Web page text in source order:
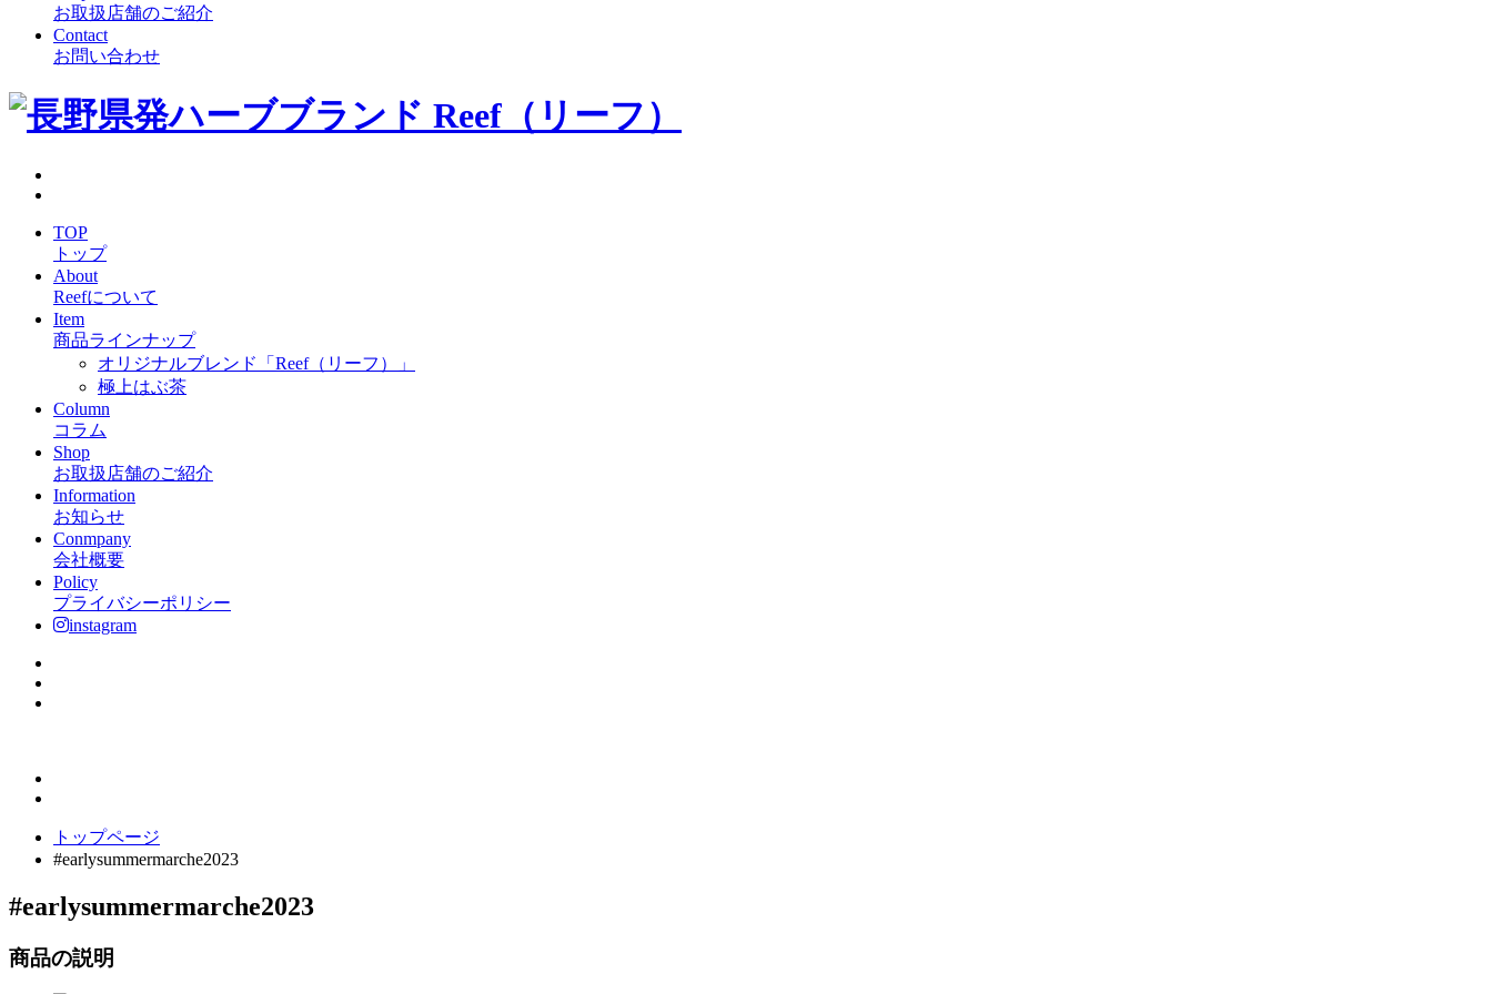
お取扱店舗のご紹介
Contact
お問い合わせ
TOP
トップ
About
Reefについて
Item
商品ラインナップ
オリジナルブレンド「Reef（リーフ）」
極上はぶ茶
Column
コラム
Shop
お取扱店舗のご紹介
Information
お知らせ
Conmpany
会社概要
Policy
プライバシーポリシー
instagram
トップページ
#earlysummermarche2023
#earlysummermarche2023
商品の説明